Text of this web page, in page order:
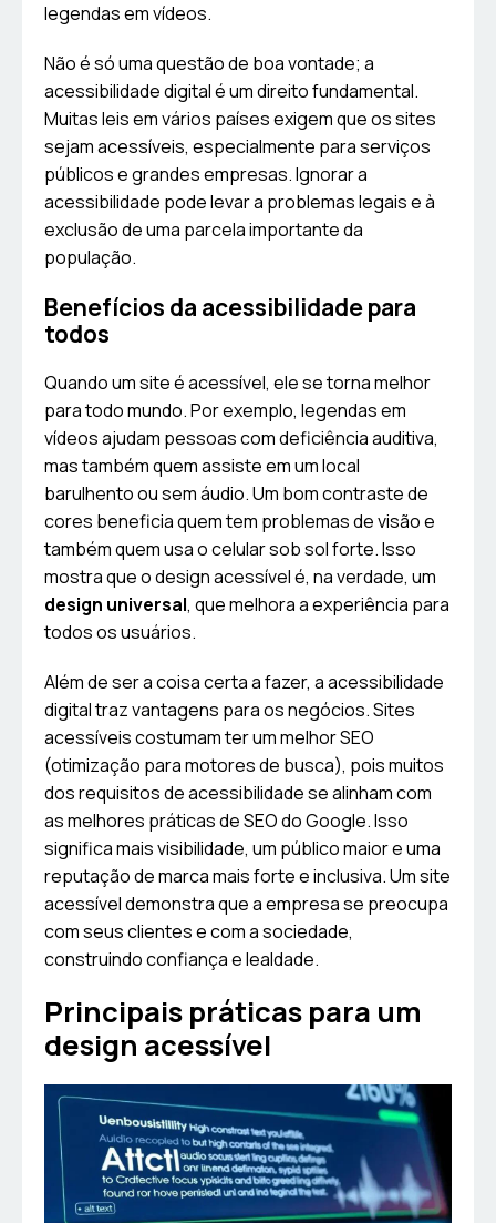
legendas em vídeos.
Não é só uma questão de boa vontade; a
acessibilidade digital é um direito fundamental.
Muitas leis em vários países exigem que os sites
sejam acessíveis, especialmente para serviços
públicos e grandes empresas. Ignorar a
acessibilidade pode levar a problemas legais e à
exclusão de uma parcela importante da
população.
Benefícios da acessibilidade para
todos
Quando um site é acessível, ele se torna melhor
para todo mundo. Por exemplo, legendas em
vídeos ajudam pessoas com deficiência auditiva,
mas também quem assiste em um local
barulhento ou sem áudio. Um bom contraste de
cores beneficia quem tem problemas de visão e
também quem usa o celular sob sol forte. Isso
mostra que o design acessível é, na verdade, um
design universal, que melhora a experiência para
todos os usuários.
Além de ser a coisa certa a fazer, a acessibilidade
digital traz vantagens para os negócios. Sites
acessíveis costumam ter um melhor SEO
(otimização para motores de busca), pois muitos
dos requisitos de acessibilidade se alinham com
as melhores práticas de SEO do Google. Isso
significa mais visibilidade, um público maior e uma
reputação de marca mais forte e inclusiva. Um site
acessível demonstra que a empresa se preocupa
com seus clientes e com a sociedade,
construindo confiança e lealdade.
Principais práticas para um
design acessível